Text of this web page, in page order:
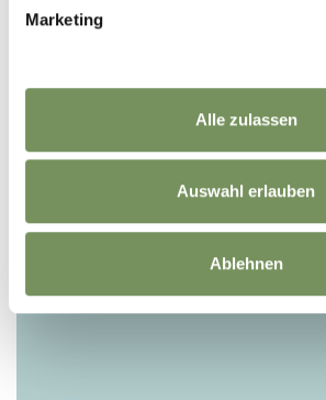
Marketing
Alle zulassen
Auswahl erlauben
Ablehnen